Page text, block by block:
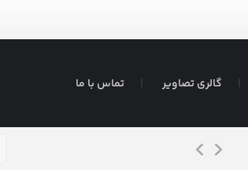
گالری تصاویر تماس با ما
هفته جهانی ترویج شیر مادر